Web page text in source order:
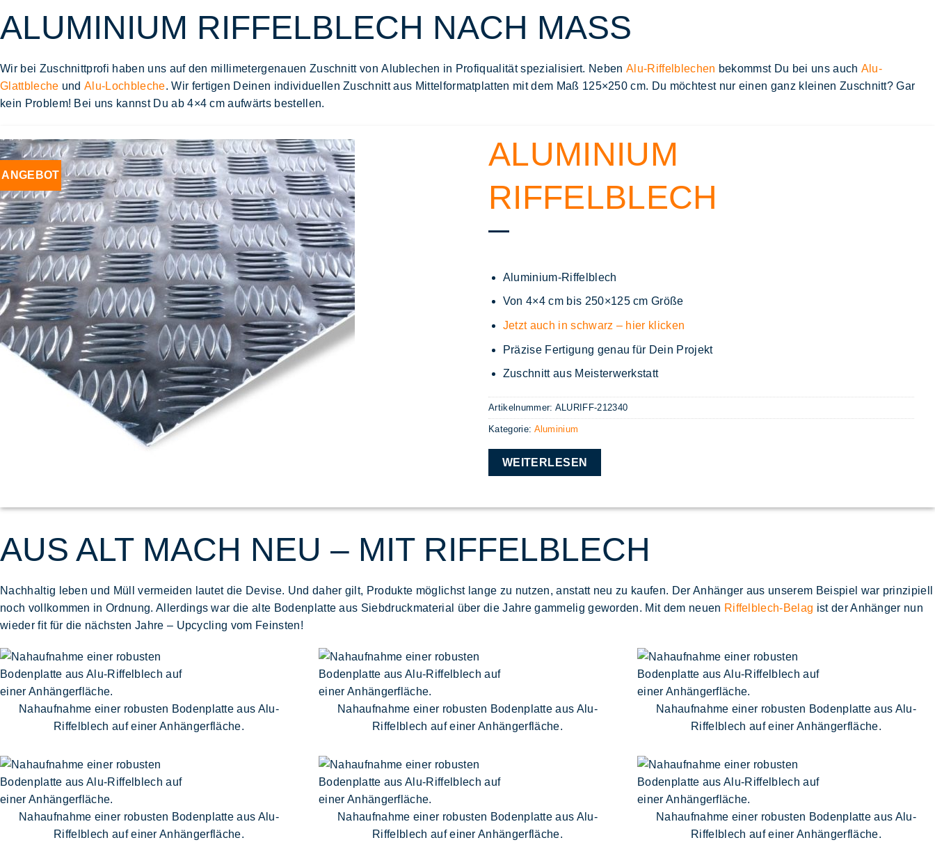
ALUMINIUM RIFFELBLECH NACH MASS
Wir bei Zuschnittprofi haben uns auf den millimetergenauen ZuschnittvonAlublechen in Profiqualitätspezialisiert. NebenAlu-Riffelblechen bekommst Du bei uns auch Alu-
Glattbleche undAlu-Lochbleche. Wir fertigen Deinen individuellen Zuschnittaus Mittelformatplatten mit dem Maß 125×250 cm. Du möchtest nur einen ganz kleinen Zuschnitt? Gar
kein Problem! Bei uns kannst Duab 4×4 cm aufwärts bestellen.
ANGEBOT
ALUMINIUM
RIFFELBLECH
Aluminium-Riffelblech
Von 4×4 cm bis 250×125 cm Größe
Jetzt auch in schwarz – hier klicken
Präzise Fertigung genau für Dein Projekt
Zuschnitt aus Meisterwerkstatt
Artikelnummer: ALURIFF-212340
Kategorie: Aluminium
WEITERLESEN
AUS ALT MACH NEU – MIT RIFFELBLECH
Nachhaltig leben und Müll vermeiden lautet die Devise. Und daher gilt, Produkte möglichst lange zu nutzen, anstatt neu zu kaufen. Der Anhänger aus unserem Beispiel war prinzipiell
noch vollkommen in Ordnung. Allerdings war die alte Bodenplatte aus Siebdruckmaterial über die Jahre gammelig geworden. Mit dem neuen Riffelblech-Belag ist der Anhänger nun
wieder fit für die nächsten Jahre – Upcycling vom Feinsten!
Nahaufnahme einer robusten Bodenplatte aus Alu-
Riffelblech auf einer Anhängerfläche.
Nahaufnahme einer robusten Bodenplatte aus Alu-
Riffelblech auf einer Anhängerfläche.
Nahaufnahme einer robusten Bodenplatte aus Alu-
Riffelblech auf einer Anhängerfläche.
Nahaufnahme einer robusten Bodenplatte aus Alu-
Riffelblech auf einer Anhängerfläche.
Nahaufnahme einer robusten Bodenplatte aus Alu-
Riffelblech auf einer Anhängerfläche.
Nahaufnahme einer robusten Bodenplatte aus Alu-
Riffelblech auf einer Anhängerfläche.